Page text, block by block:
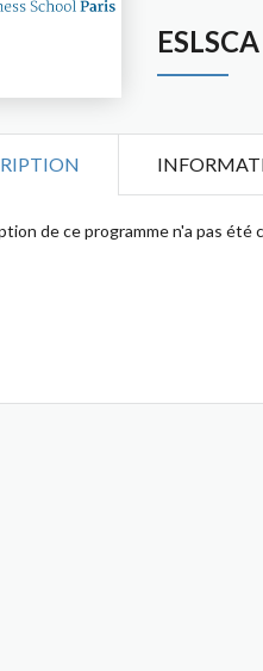
de ce programme n'a pas été